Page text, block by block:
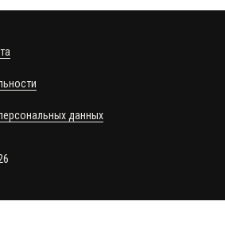
данных